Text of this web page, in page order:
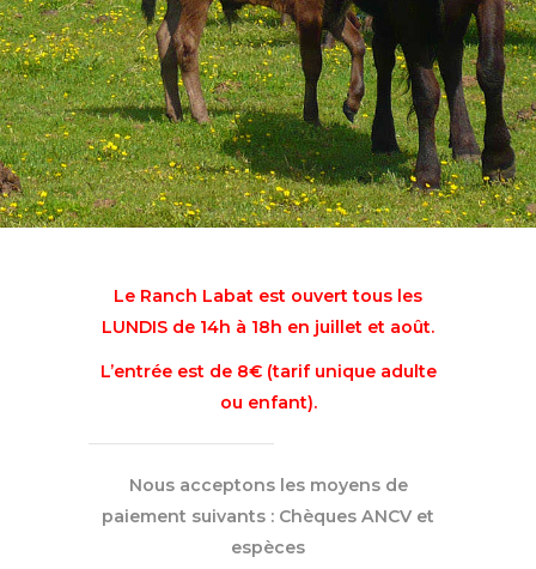
Le Ranch Labat est ouvert tous les
LUNDIS de 14h à 18h en juillet et août.
L’entrée est de 8€ (tarif unique adulte
ou enfant).
Nous acceptons les moyens de
paiement suivants : Chèques ANCV et
espèces